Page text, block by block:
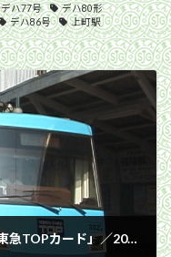
デハ77号
デハ80形
デハ86号 上町駅
松陰神社前駅に停車中の302編成「東急TOPカード」／2000年7月11日 松陰神社前駅